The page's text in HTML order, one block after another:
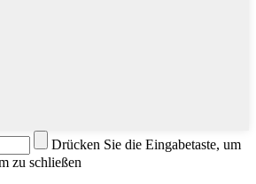
Drücken Sie die Eingabetaste, um
zu schließen